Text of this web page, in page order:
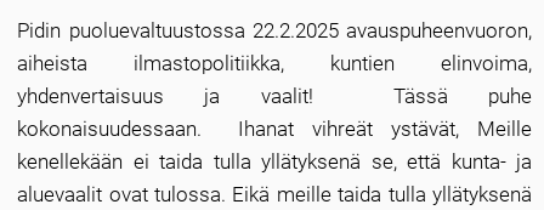
Pidin puoluevaltuustossa 22.2.2025 avauspuheenvuoron,
aiheista ilmastopolitiikka, kuntien elinvoima,
yhdenvertaisuus ja vaalit! Tässä puhe
kokonaisuudessaan. Ihanat vihreät ystävät, Meille
kenellekään ei taida tulla yllätyksenä se, että kunta- ja
aluevaalit ovat tulossa. Eikä meille taida tulla yllätyksenä